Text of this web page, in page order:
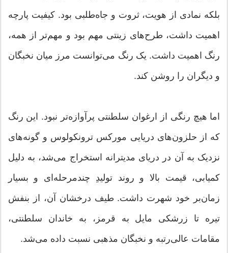
بلکه نمادی از هویت، ثروت و جاه‌طلبی بود. کیفیت پارچه
اهمیت داشت، طرح‌های زینتی مهم بود و مهم‌تر از همه،
رنگ اهمیت داشت. یک رنگ می‌توانست مرز میان نخبگان
و دیگران را روشن کند.
اما هیچ رنگی از ارغوان سلطنتی پرآوازه‌تر نبود. این رنگ
که از حلزون‌های دریایی مورکس ترونکولوس و گونه‌های
نزدیک به آن در دریای مدیترانه استخراج می‌شد، به دلیل
کمیابی، قیمت بالا و روند تولیدِ چندمرحله‌ای و بسیار
زمان‌بر خود شهرت داشت. طیف درخشان آن، از بنفش
تیره تا زرشکی مایل به قرمز، به خاندان سلطنتی،
مقامات عالی‌رتبه و نخبگان مذهبی نسبت داده می‌شد.